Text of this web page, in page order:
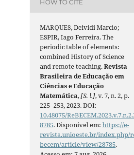
HOW TO CITE
MARQUES, Deividi Marcio;
ESPIR, Iago Ferreira. The
periodic table of elements:
combined History of Science
and remote teaching.Revista
Brasileira de Educação em
Ciências e Educação
Matemática,[S. l.], v. 7, n. 2, p.
225–253, 2023. DOI:
10.48075/
8785. Disponível em:https://e-
revista.unioeste.br/index.php/
becem/article/view/28785.